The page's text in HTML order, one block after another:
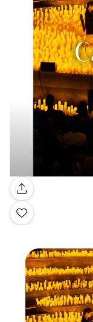
Galería